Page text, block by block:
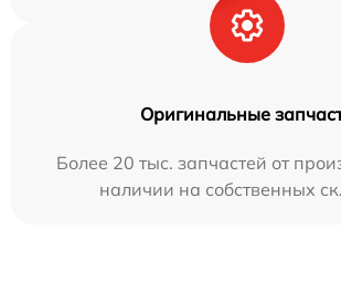
Оригинальные
Более 20 тыс. запчастей от
наличии на собственных